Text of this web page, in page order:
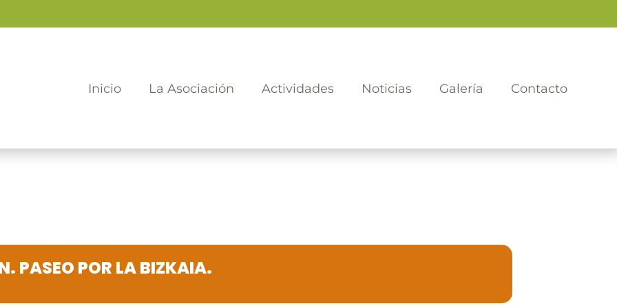
Inicio La Asociación Actividades Noticias Galería Contacto
PASEO POR LA BIZKAIA.